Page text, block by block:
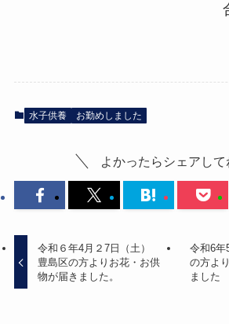
合
水子供養 お勤めしました
よかったらシェアして
令和６年4月２7日（土）
豊島区の方よりお花・お供
物が届きました。
令和6年
の方よ
ました